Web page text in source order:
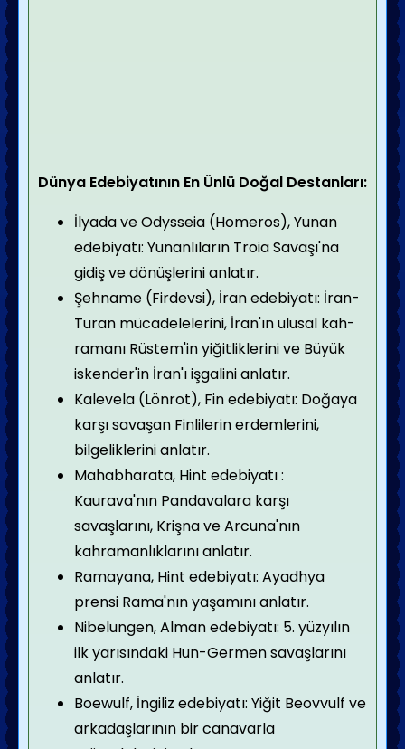
Dünya Edebiyatının En Ünlü Doğal Destanları:
İlyada ve Odysseia (Homeros), Yunan
edebiyatı: Yunanlıların Troia Savaşı'na
gidiş ve dönüş­lerini anlatır.
Şehname (Firdevsi), İran edebiyatı: İran-
Turan mü­cadelelerini, İran'ın ulusal kah­
ramanı Rüstem'in yiğitliklerini ve Büyük
iskender'in İran'ı işgalini anlatır.
Kalevela (Lönrot), Fin edebiyatı: Doğaya
karşı savaşan Finlilerin erdemlerini,
bilgeliklerini anlatır.
Mahabharata, Hint edebiyatı :
Kaurava'nın Pandavalara karşı
savaşlarını, Krişna ve Arcuna'nın
kahraman­lıklarını anlatır.
Ramayana, Hint edebiyatı: Ayadhya
prensi Rama'nın yaşamını anlatır.
Nibelungen, Alman edebiyatı: 5. yüzyılın
ilk yarısındaki Hun-Germen savaş­larını
anlatır.
Boewulf, İngiliz edebiyatı: Yiğit Beovvulf ve
arkadaşlarının bir canavarla